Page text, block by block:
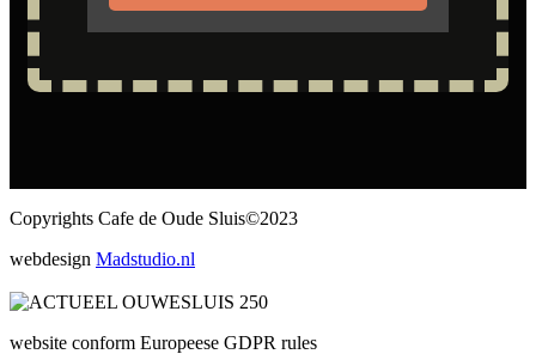
Copyrights Cafe de Oude Sluis©2023
webdesign Madstudio.nl
website conform Europeese GDPR rules